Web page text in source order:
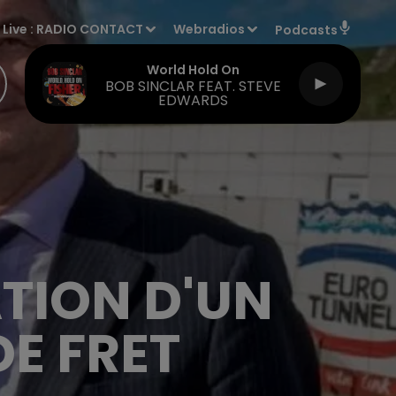
Live : RADIO CONTACT Webradios Podcasts
World Hold On
BOB SINCLAR FEAT. STEVE
EDWARDS
D'UN
FRET